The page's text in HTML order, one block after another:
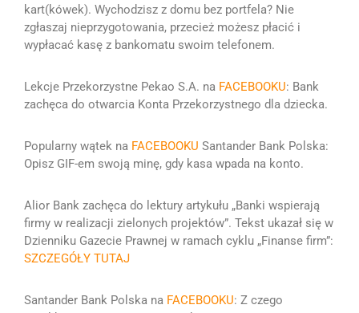
kart(kówek). Wychodzisz z domu bez portfela? Nie
zgłaszaj nieprzygotowania, przecież możesz płacić i
wypłacać kasę z bankomatu swoim telefonem.
Lekcje Przekorzystne Pekao S.A. na FACEBOOKU: Bank
zachęca do otwarcia Konta Przekorzystnego dla dziecka.
Popularny wątek na FACEBOOKU Santander Bank Polska:
Opisz GIF-em swoją minę, gdy kasa wpada na konto.
Alior Bank zachęca do lektury artykułu „Banki wspierają
firmy w realizacji zielonych projektów”. Tekst ukazał się w
Dzienniku Gazecie Prawnej w ramach cyklu „Finanse firm”:
SZCZEGÓŁY TUTAJ
Santander Bank Polska na FACEBOOKU: Z czego